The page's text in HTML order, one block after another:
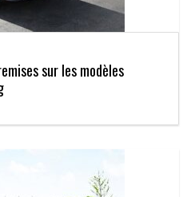
sur les modèles